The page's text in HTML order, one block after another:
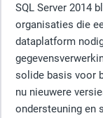
SQL Server 2014
organisaties die
dataplatform
solide basis voor
nu nieuwere
ondersteuning en